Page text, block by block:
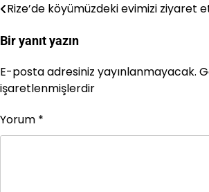
Yazı
gezinmesi
Rize’de köyümüzdeki evimizi ziyaret
Bir yanıt yazın
E-posta adresiniz yayınlanmayacak.
işaretlenmişlerdir
Yorum *